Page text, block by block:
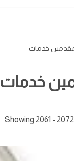
خدمات
خدمات
Showing 2061 -